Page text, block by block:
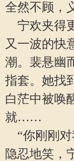
全然不顾，
宁欢夹得
又一波的快
潮。裴悬幽
指套。她找
白茫中被唤
就……
“你刚刚对
隐忍地笑，